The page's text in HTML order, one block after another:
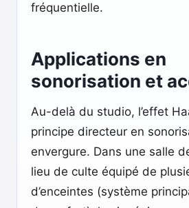
fréquentielle.
Applications en
sonorisation et
Au-delà du studio, l’effet
principe directeur en
envergure. Dans une salle
lieu de culte équipé de
d’enceintes (système